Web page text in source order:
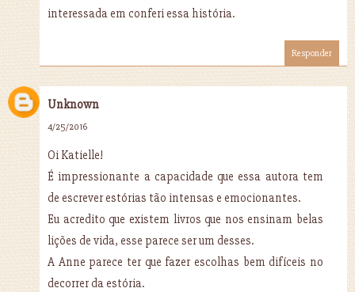
interessada em conferi essa história.
Responder
Unknown
4/25/2016
Oi Katielle!
É impressionante a capacidade que essa autora tem
de escrever estórias tão intensas e emocionantes.
Eu acredito que existem livros que nos ensinam belas
lições de vida, esse parece ser um desses.
A Anne parece ter que fazer escolhas bem difíceis no
decorrer da estória.